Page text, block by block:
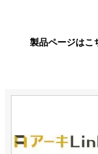
製品ページはこ